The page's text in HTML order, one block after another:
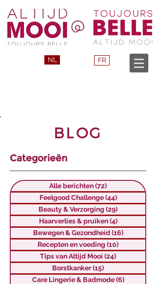
NL FR
BLOG
Alle berichten(72)
Feelgood Challenge (44)44 posts
Beauty & Verzorging (29)
Haarverlies & pruiken (4)4 posts
Bewegen & Gezondheid (16)16 posts
Recepten en voeding (10)
Tips van Altijd Mooi (24)
Borstkanker(15)
Care Lingerie & Badmode (6)6 posts
Categorieën